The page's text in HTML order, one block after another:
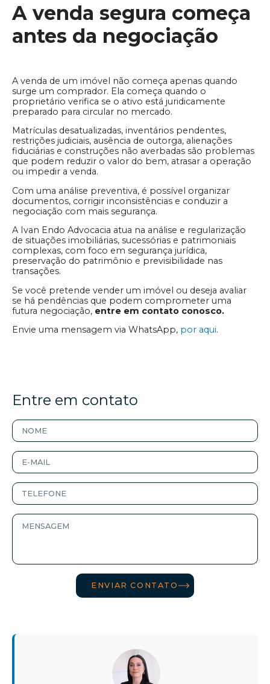
A venda segura começa
antes da negociação
A venda de um imóvel não começa apenas quando
surge um comprador. Ela começa quando o
proprietário verifica se o ativo está juridicamente
preparado para circular no mercado.
Matrículas desatualizadas, inventários pendentes,
restrições judiciais, ausência de outorga, alienações
fiduciárias e construções não averbadas são problemas
que podem reduzir o valor do bem, atrasar a operação
ou impedir a venda.
Com uma análise preventiva, é possível organizar
documentos, corrigir inconsistências e conduzir a
negociação com mais segurança.
A Ivan Endo Advocacia atua na análise e regularização
de situações imobiliárias, sucessórias e patrimoniais
complexas, com foco em segurança jurídica,
preservação do patrimônio e previsibilidade nas
transações.
Se você pretende vender um imóvel ou deseja avaliar
se há pendências que podem comprometer uma
futura negociação, entre em contato conosco.
Envie uma mensagem via WhatsApp, por aqui.
Entre em contato
ENVIAR CONTATO